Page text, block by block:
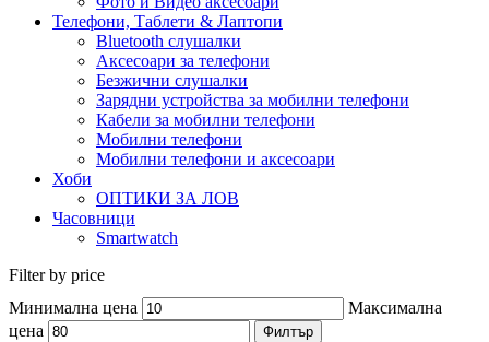
Телефони, Таблети & Лаптопи
Bluetooth слушалки
Аксесоари за телефони
Безжични слушалки
Зарядни устройства за мобилни телефони
Кабели за мобилни телефони
Мобилни телефони
Мобилни телефони и аксесоари
Хоби
ОПТИКИ ЗА ЛОВ
Часовници
Smartwatch
Filter by price
Минимална цена
Максимална
цена
Филтър